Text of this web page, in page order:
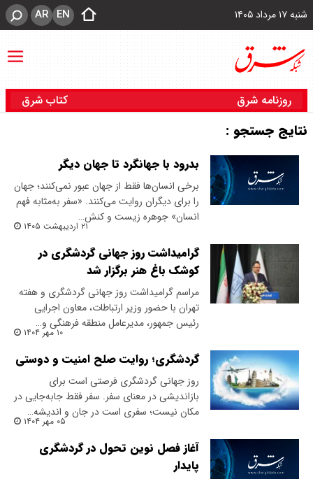
شنبه ۱۷ مرداد ۱۴۰۵ EN
AR
روزنامه شرق کتاب شرق
نتایج جستجو :
بدرود با جهانگرد تا جهان دیگر
برخی انسان‌ها فقط از جهان عبور نمی‌کنند؛ جهان
را برای دیگران روایت می‌کنند. «سفر به‌مثابه فهم
انسان» جوهره زیست و کنش…
۲۱ اردیبهشت ۱۴۰۵
گرامیداشت روز جهانی گردشگری در
کوشک باغ هنر برگزار شد
مراسم گرامیداشت روز جهانی گردشگری و هفته
تهران با حضور وزیر ارتباطات، معاون اجرایی
رئیس جمهور، مدیرعامل منطقه فرهنگی و…
۱۰ مهر ۱۴۰۴
گردشگری؛ روایت صلح‌ امنیت و دوستی
روز جهانی گردشگری فرصتی است برای
بازاندیشی در معنای سفر. سفر فقط جابه‌جایی در
مکان نیست؛ سفری است در جان و اندیشه…
۰۵ مهر ۱۴۰۴
آغاز فصل نوین تحول در گردشگری
پایدار